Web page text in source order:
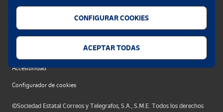
Privacidad web
Accesibilidad
Configurador de cookies
©Sociedad Estatal Correos y Telegrafos, S.A., S.M.E. Todos los derechos
CONFIGURAR COOKIES
ACEPTAR TODAS